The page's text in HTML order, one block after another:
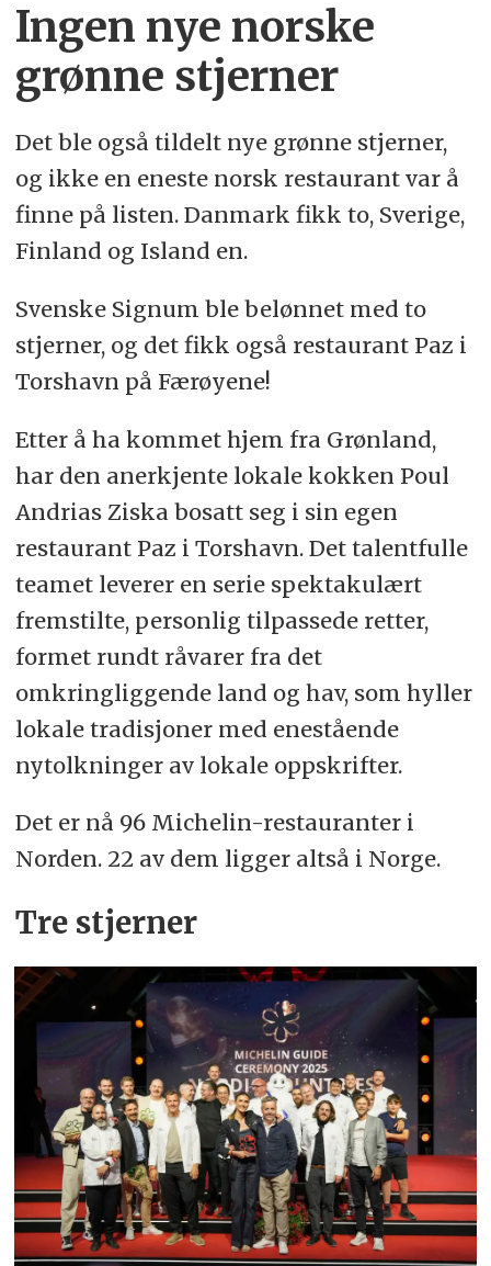
Ingen nye norske
grønne stjerner
Det ble også tildelt nye grønne stjerner,
og ikke en eneste norsk restaurant var å
finne på listen. Danmark fikk to, Sverige,
Finland og Island en.
Svenske Signum ble belønnet med to
stjerner, og det fikk også restaurant Paz i
Torshavn på Færøyene!
Etter å ha kommet hjem fra Grønland,
har den anerkjente lokale kokken Poul
Andrias Ziska bosatt seg i sin egen
restaurant Paz i Torshavn. Det talentfulle
teamet leverer en serie spektakulært
fremstilte, personlig tilpassede retter,
formet rundt råvarer fra det
omkringliggende land og hav, som hyller
lokale tradisjoner med enestående
nytolkninger av lokale oppskrifter.
Det er nå 96 Michelin-restauranter i
Norden. 22 av dem ligger altså i Norge.
Tre stjerner